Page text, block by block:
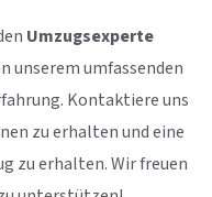
Umzugsexperte
unserem umfassenden
Kontaktiere uns
zu erhalten und eine
zu erhalten. Wir freuen